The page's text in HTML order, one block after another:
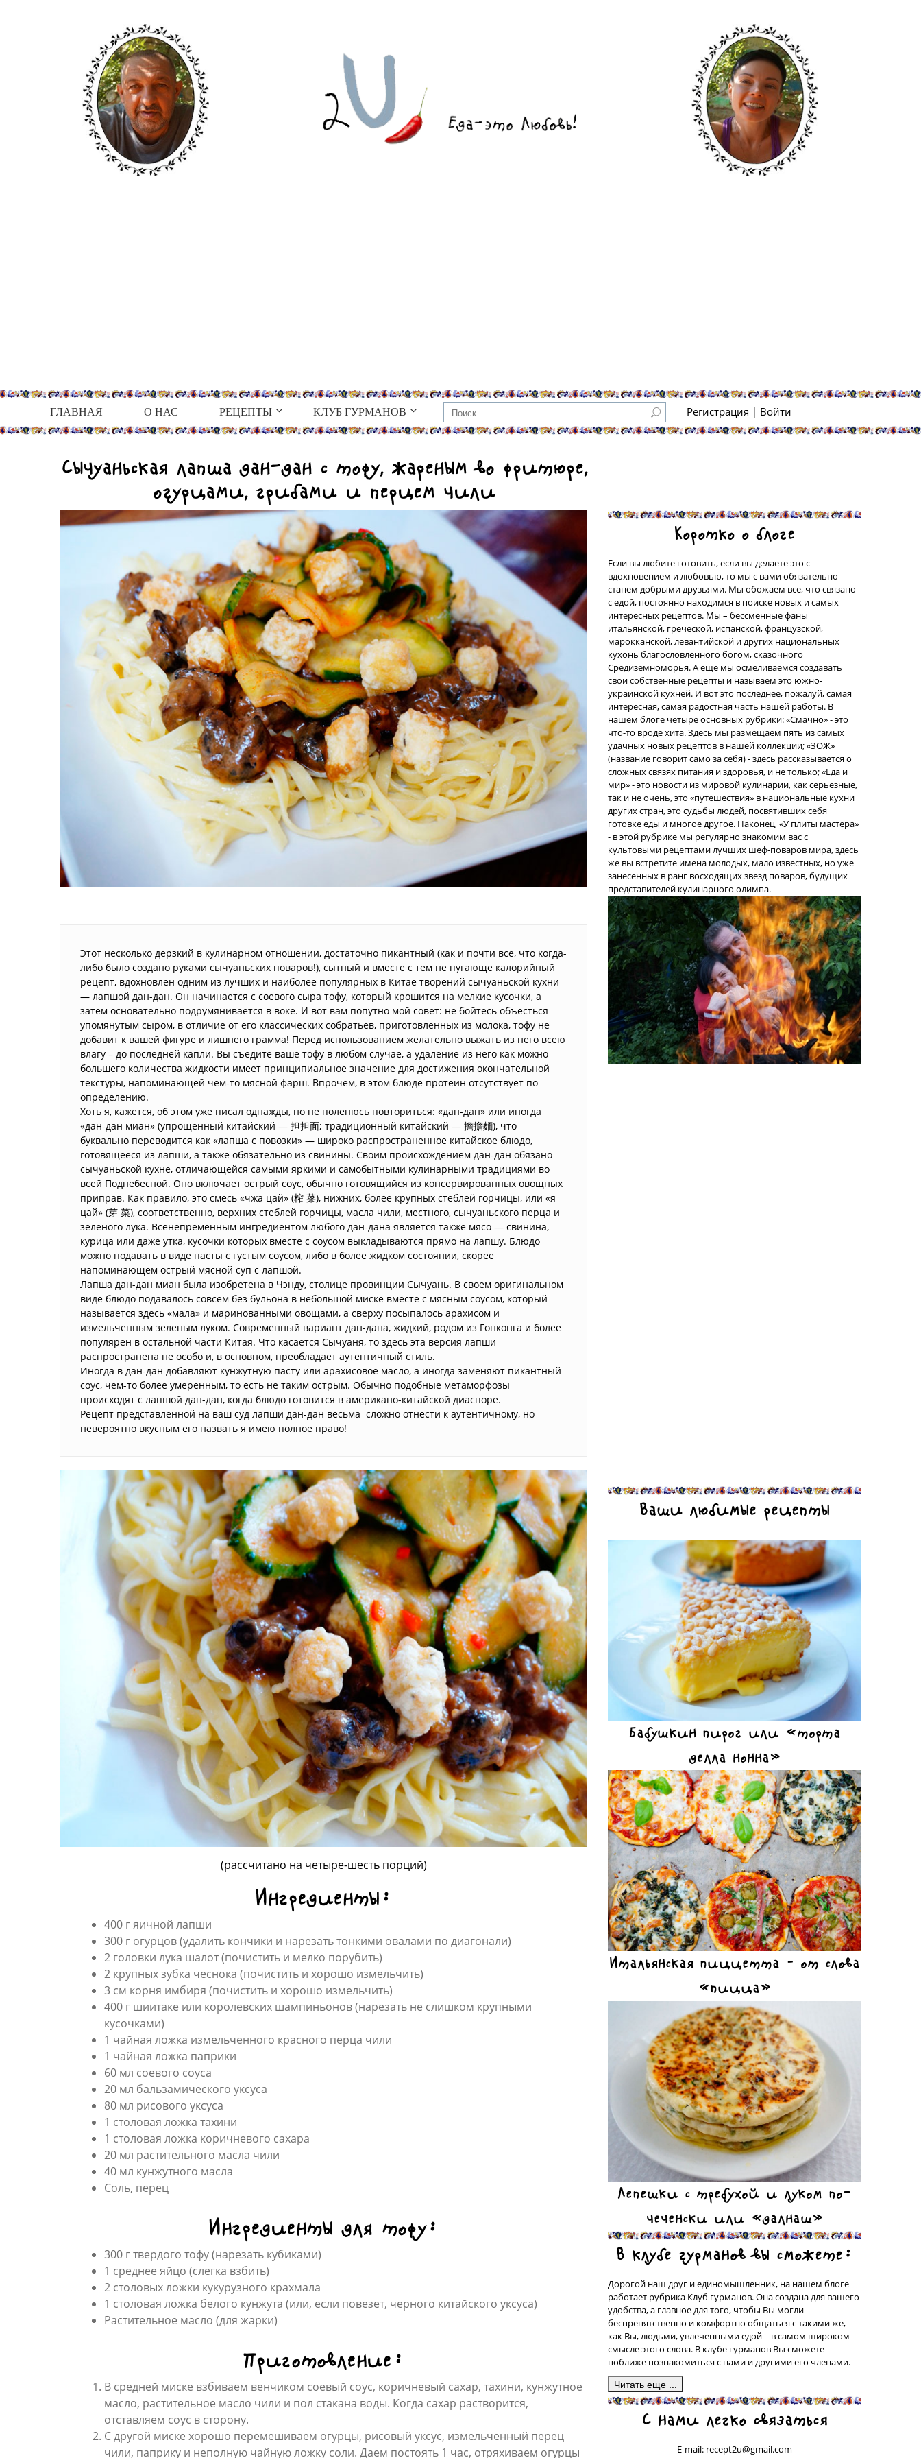
Регистрация | Войти
ГЛАВНАЯ О НАС РЕЦЕПТЫ КЛУБ ГУРМАНОВ
Сычуаньская лапша дан-дан с тофу, жареным во фритюре,
огурцами, грибами и перцем чили
Этот несколько дерзкий в кулинарном отношении, достаточно пикантный (как и почти все, что когда-
либо было создано руками сычуаньских поваров!), сытный и вместе с тем не пугающе калорийный
рецепт, вдохновлен одним из лучших и наиболее популярных в Китае творений сычуаньской кухни
— лапшой дан-дан. Он начинается с соевого сыра тофу, который крошится на мелкие кусочки, а
затем основательно подрумянивается в воке. И вот вам попутно мой совет: не бойтесь объесться
упомянутым сыром, в отличие от его классических собратьев, приготовленных из молока, тофу не
добавит к вашей фигуре и лишнего грамма! Перед использованием желательно выжать из него всею
влагу – до последней капли. Вы съедите ваше тофу в любом случае, а удаление из него как можно
большего количества жидкости имеет принципиальное значение для достижения окончательной
текстуры, напоминающей чем-то мясной фарш. Впрочем, в этом блюде протеин отсутствует по
определению.
Хоть я, кажется, об этом уже писал однажды, но не поленюсь повториться: «дан-дан» или иногда
«дан-дан миан» (упрощенный китайский — 担担面; традиционный китайский — 擔擔麵), что
буквально переводится как «лапша с повозки» — широко распространенное китайское блюдо,
готовящееся из лапши, а также обязательно из свинины. Своим происхождением дан-дан обязано
сычуаньской кухне, отличающейся самыми яркими и самобытными кулинарными традициями во
всей Поднебесной. Оно включает острый соус, обычно готовящийся из консервированных овощных
приправ. Как правило, это смесь «чжа цай» (榨 菜), нижних, более крупных стеблей горчицы, или «я
цай» (芽 菜), соответственно, верхних стеблей горчицы, масла чили, местного, сычуаньского перца и
зеленого лука. Всенепременным ингредиентом любого дан-дана является также мясо — свинина,
курица или даже утка, кусочки которых вместе с соусом выкладываются прямо на лапшу. Блюдо
можно подавать в виде пасты с густым соусом, либо в более жидком состоянии, скорее
напоминающем острый мясной суп с лапшой.
Лапша дан-дан миан была изобретена в Чэнду, столице провинции Сычуань. В своем оригинальном
виде блюдо подавалось совсем без бульона в небольшой миске вместе с мясным соусом, который
называется здесь «мала» и маринованными овощами, а сверху посыпалось арахисом и
измельченным зеленым луком. Современный вариант дан-дана, жидкий, родом из Гонконга и более
популярен в остальной части Китая. Что касается Сычуаня, то здесь эта версия лапши
распространена не особо и, в основном, преобладает аутентичный стиль.
Иногда в дан-дан добавляют кунжутную пасту или арахисовое масло, а иногда заменяют пикантный
соус, чем-то более умеренным, то есть не таким острым. Обычно подобные метаморфозы
происходят с лапшой дан-дан, когда блюдо готовится в американо-китайской диаспоре.
Рецепт представленной на ваш суд лапши дан-дан весьма сложно отнести к аутентичному, но
невероятно вкусным его назвать я имею полное право!
(рассчитано на четыре-шесть порций)
Ингредиенты:
400 г яичной лапши
300 г огурцов (удалить кончики и нарезать тонкими овалами по диагонали)
2 головки лука шалот (почистить и мелко порубить)
2 крупных зубка чеснока (почистить и хорошо измельчить)
3 см корня имбиря (почистить и хорошо измельчить)
400 г шиитаке или королевских шампиньонов (нарезать не слишком крупными
кусочками)
1 чайная ложка измельченного красного перца чили
1 чайная ложка паприки
60 мл соевого соуса
20 мл бальзамического уксуса
80 мл рисового уксуса
1 столовая ложка тахини
1 столовая ложка коричневого сахара
20 мл растительного масла чили
40 мл кунжутного масла
Соль, перец
Ингредиенты для тофу:
300 г твердого тофу (нарезать кубиками)
1 среднее яйцо (слегка взбить)
2 столовых ложки кукурузного крахмала
1 столовая ложка белого кунжута (или, если повезет, черного китайского уксуса)
Растительное масло (для жарки)
Приготовление:
В средней миске взбиваем венчиком соевый соус, коричневый сахар, тахини, кунжутное
масло, растительное масло чили и пол стакана воды. Когда сахар растворится,
отставляем соус в сторону.
С другой миске хорошо перемешиваем огурцы, рисовый уксус, измельченный перец
чили, паприку и неполную чайную ложку соли. Даем постоять 1 час, отряхиваем огурцы
Коротко о блоге
Если вы любите готовить, если вы делаете это с
вдохновением и любовью, то мы с вами обязательно
станем добрыми друзьями. Мы обожаем все, что связано
с едой, постоянно находимся в поиске новых и самых
интересных рецептов. Мы – бессменные фаны
итальянской, греческой, испанской, французской,
марокканской, левантийской и других национальных
кухонь благословлённого богом, сказочного
Средиземноморья. А еще мы осмеливаемся создавать
свои собственные рецепты и называем это южно-
украинской кухней. И вот это последнее, пожалуй, самая
интересная, самая радостная часть нашей работы. В
нашем блоге четыре основных рубрики: «Смачно» - это
что-то вроде хита. Здесь мы размещаем пять из самых
удачных новых рецептов в нашей коллекции; «ЗОЖ»
(название говорит само за себя) - здесь рассказывается о
сложных связях питания и здоровья, и не только; «Еда и
мир» - это новости из мировой кулинарии, как серьезные,
так и не очень, это «путешествия» в национальные кухни
других стран, это судьбы людей, посвятивших себя
готовке еды и многое другое. Наконец, «У плиты мастера»
- в этой рубрике мы регулярно знакомим вас с
культовыми рецептами лучших шеф-поваров мира, здесь
же вы встретите имена молодых, мало известных, но уже
занесенных в ранг восходящих звезд поваров, будущих
представителей кулинарного олимпа.
Ваши любимые рецепты
Бабушкин пирог или «торта
делла нонна»
Итальянская пиццетта – от слова
«пицца»
Лепешки с требухой и луком по-
чеченски или «далнаш»
В клубе гурманов вы сможете:
Дорогой наш друг и единомышленник, на нашем блоге
работает рубрика Клуб гурманов. Она создана для вашего
удобства, а главное для того, чтобы Вы могли
беспрепятственно и комфортно общаться с такими же,
как Вы, людьми, увлеченными едой – в самом широком
смысле этого слова. В клубе гурманов Вы сможете
поближе познакомиться с нами и другими его членами.
Здесь, в подрубрике «Сделано на моей кухне» у вас будет
прекрасная возможность поделиться со всеми рецептами
блюд, которые были сделаны вашими собственными
рецепт с фотографией приготовленного Вами блюда
С нами легко связаться
E-mail: recept2u@gmail.com